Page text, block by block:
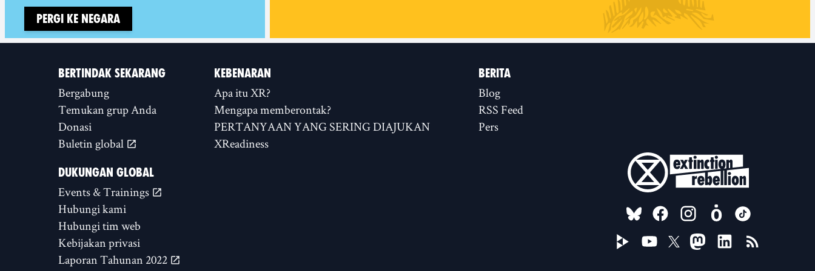
Pergi ke negara
BERTINDAK SEKARANG
Bergabung
Temukan grup Anda
Donasi
Buletin global
KEBENARAN
Apa itu XR?
Mengapa memberontak?
PERTANYAAN YANG SERING DIAJUKAN
XReadiness
BERITA
Blog
RSS Feed
Pers
DUKUNGAN GLOBAL
Events & Trainings
Hubungi kami
Hubungi tim web
Kebijakan privasi
Laporan Tahunan 2022
FOLLOW US ON